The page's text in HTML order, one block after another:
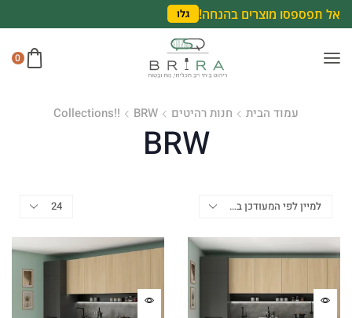
אל תפספסו מוצרים בהנחה! גלו
0
עמוד הבית חנות רהיטים Collections!! BRW
BRW